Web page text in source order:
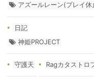
アズールレーン(プレイ休
日記
神姫PROJECT
守護天 Ragカタストロ